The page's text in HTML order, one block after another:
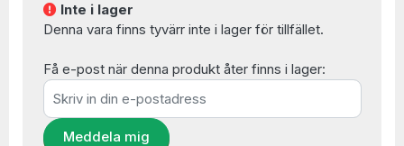
Inte i lager
Denna vara finns tyvärr inte i lager för tillfället.
Få e-post när denna produkt åter finns i lager:
Meddela mig